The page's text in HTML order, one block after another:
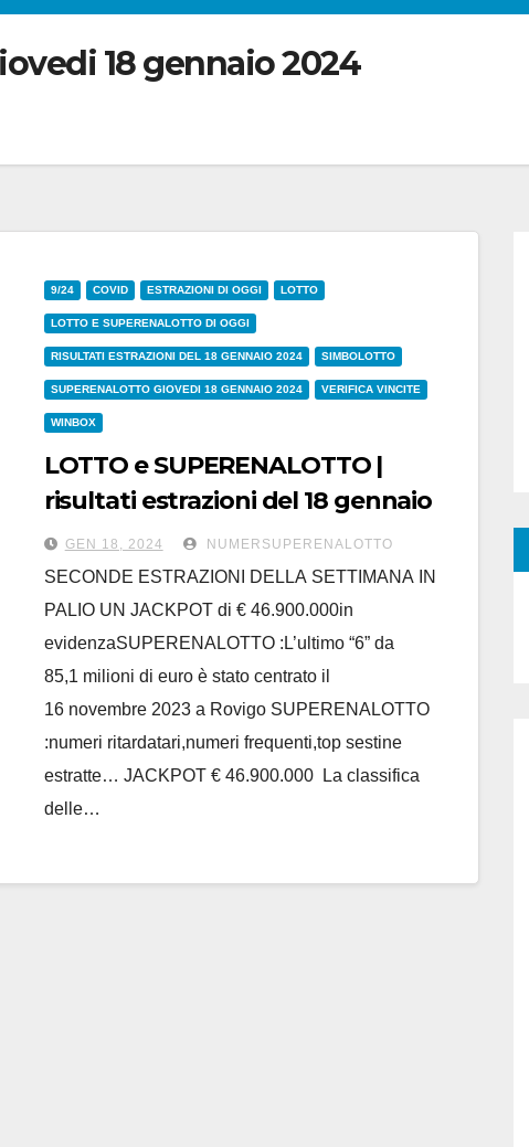
18 gennaio 2024
9/24 COVID ESTRAZIONI DI OGGI LOTTO
LOTTO E SUPERENALOTTO DI OGGI
RISULTATI ESTRAZIONI DEL 18 GENNAIO 2024 SIMBOLOTTO
SUPERENALOTTO GIOVEDI 18 GENNAIO 2024 VERIFICA VINCITE
WINBOX
LOTTO e SUPERENALOTTO |
risultati estrazioni del 18 gennaio
2024
GEN 18, 2024 NUMERSUPERENALOTTO
SECONDE ESTRAZIONI DELLA SETTIMANA IN
PALIO UN JACKPOT di € 46.900.000in
evidenzaSUPERENALOTTO :L’ultimo “6” da
85,1 milioni di euro è stato centrato il
16 novembre 2023 a Rovigo SUPERENALOTTO
:numeri ritardatari,numeri frequenti,top sestine
estratte… JACKPOT € 46.900.000 La classifica
delle…